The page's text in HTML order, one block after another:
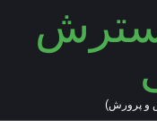
و پرورش)